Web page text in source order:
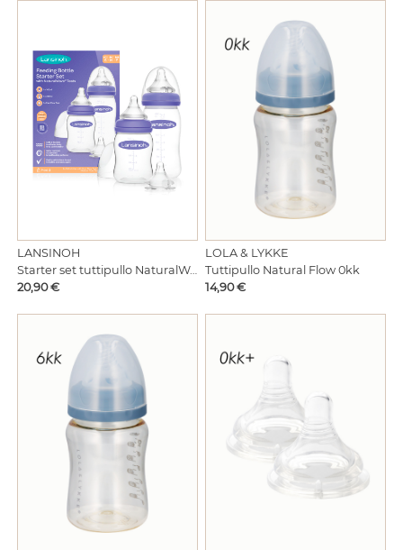
LANSINOH
Starter set tuttipullo NaturalWave
Hinta
20,90 €
LOLA & LYKKE
Tuttipullo Natural Flow 0kk
Hinta
14,90 €